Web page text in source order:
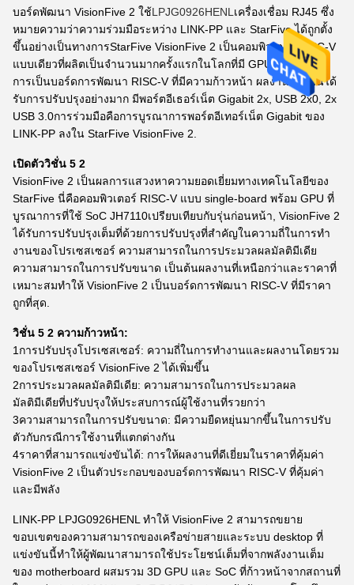
บอร์ดพัฒนา VisionFive 2 ใช้LPJG0926HENL เครื่องเชื่อม RJ45 ซึ่ง
หมายความว่าความร่วมมือระหว่าง LINK-PP และ StarFive ได้ถูกตั้ง
ขึ้นอย่างเป็นทางการStarFive VisionFive 2 เป็นคอมพิวเตอร์ RISC-V
แบบเดียวที่ผลิตเป็นจํานวนมากครั้งแรกในโลกที่มี GPU 3 มิติบูรณา
การเป็นบอร์ดการพัฒนา RISC-V ที่มีความก้าวหน้า ผลงานของมันได้
รับการปรับปรุงอย่างมาก มีพอร์ตอีเธอร์เน็ต Gigabit 2x, USB 2x0, 2x
USB 3.0การร่วมมือคือการบูรณาการพอร์ตอีเทอร์เน็ต Gigabit ของ
LINK-PP ลงใน StarFive VisionFive 2.
เปิดตัววิชั่น 5 2
VisionFive 2 เป็นผลการแสวงหาความยอดเยี่ยมทางเทคโนโลยีของ
StarFive นี่คือคอมพิวเตอร์ RISC-V แบบ single-board พร้อม GPU ที่
บูรณาการที่ใช้ SoC JH7110เปรียบเทียบกับรุ่นก่อนหน้า, VisionFive 2
ได้รับการปรับปรุงเต็มที่ด้วยการปรับปรุงที่สําคัญในความถี่ในการทํา
งานของโปรเซสเซอร์ ความสามารถในการประมวลผลมัลติมีเดีย
ความสามารถในการปรับขนาด เป็นต้นผลงานที่เหนือกว่าและราคาที่
เหมาะสมทําให้ VisionFive 2 เป็นบอร์ดการพัฒนา RISC-V ที่มีราคา
ถูกที่สุด.
วิชั่น 5 2 ความก้าวหน้า:
1การปรับปรุงโปรเซสเซอร์: ความถี่ในการทํางานและผลงานโดยรวม
ของโปรเซสเซอร์ VisionFive 2 ได้เพิ่มขึ้น
2การประมวลผลมัลติมีเดีย: ความสามารถในการประมวลผล
มัลติมีเดียที่ปรับปรุงให้ประสบการณ์ผู้ใช้งานที่รวยกว่า
3ความสามารถในการปรับขนาด: มีความยืดหยุ่นมากขึ้นในการปรับ
ตัวกับกรณีการใช้งานที่แตกต่างกัน
4ราคาที่สามารถแข่งขันได้: การให้ผลงานที่ดีเยี่ยมในราคาที่คุ้มค่า
VisionFive 2 เป็นตัวประกอบของบอร์ดการพัฒนา RISC-V ที่คุ้มค่า
และมีพลัง
LINK-PP LPJG0926HENL ทําให้ VisionFive 2 สามารถขยาย
ขอบเขตของความสามารถของเครือข่ายสายและระบบ desktop ที่
แข่งขันนี้ทําให้ผู้พัฒนาสามารถใช้ประโยชน์เต็มที่จากพลังงานเต็ม
ของ motherboard ผสมรวม 3D GPU และ SoC ที่ก้าวหน้าจากสถานที่